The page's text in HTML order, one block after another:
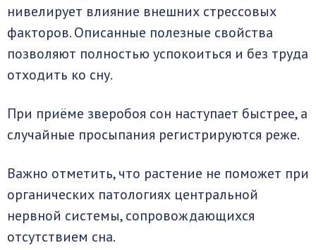
нивелирует влияние внешних стрессовых
факторов. Описанные полезные свойства
позволяют полностью успокоиться и без труда
отходить ко сну.
При приёме зверобоя сон наступает быстрее, а
случайные просыпания регистрируются реже.
Важно отметить, что растение не поможет при
органических патологиях центральной
нервной системы, сопровождающихся
отсутствием сна.